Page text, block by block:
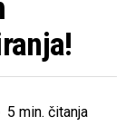
5 min. čitanja